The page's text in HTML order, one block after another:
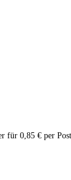
0,85 € per Post